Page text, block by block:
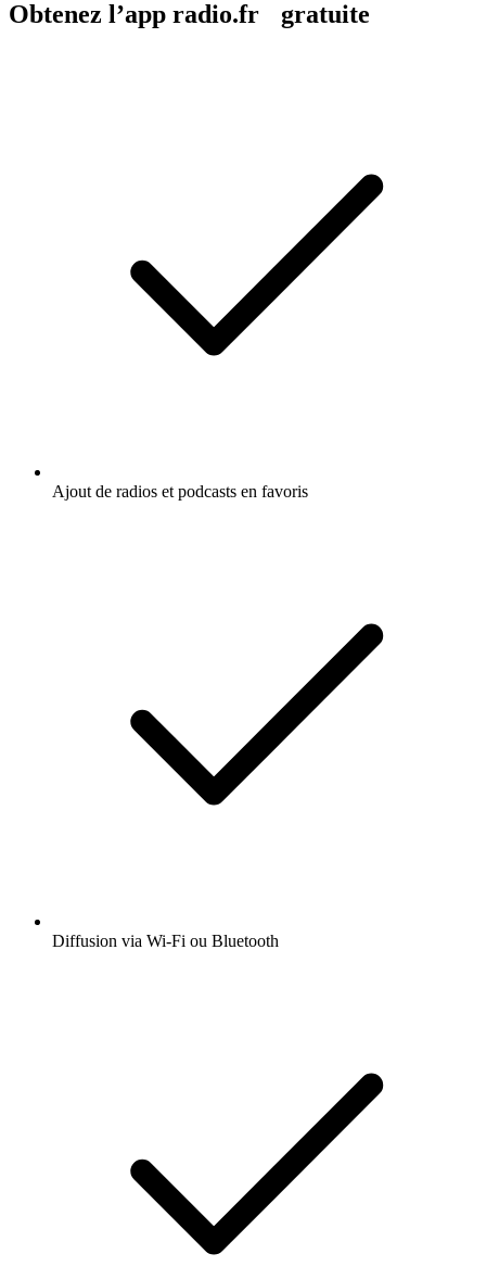
Obtenez l’app radio.fr gratuite
Ajout de radios et podcasts en favoris
Diffusion via Wi-Fi ou Bluetooth